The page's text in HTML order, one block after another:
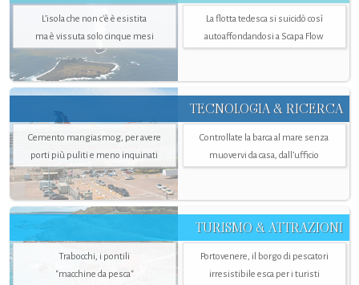
L’isola che non c'è è esistita
ma è vissuta solo cinque mesi
La flotta tedesca si suicidò così
autoaffondandosi a Scapa Flow
TECNOLOGIA & RICERCA
Cemento mangiasmog, per avere
porti più puliti e meno inquinati
Controllate la barca al mare senza
muovervi da casa, dall’ufficio
TURISMO & ATTRAZIONI
Trabocchi, i pontili
"macchine da pesca"
Portovenere, il borgo di pescatori
irresistibile esca per i turisti